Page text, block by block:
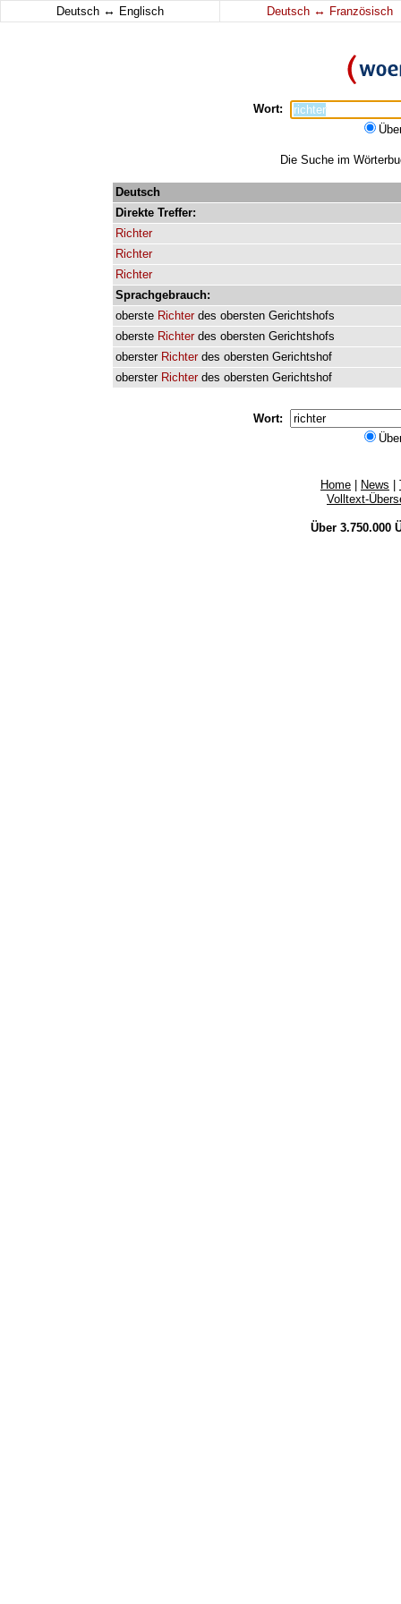
Deutsch ↔ Englisch Deutsch ↔ Französisch
Wort:
Die Suche im
Deutsch
Direkte Treffer:
Richter
Richter
Richter
Sprachgebrauch:
oberste Richter des obersten Gerichtshofs
oberste Richter des obersten Gerichtshofs
oberster Richter des obersten Gerichtshof
oberster Richter des obersten Gerichtshof
Wort:
Home News
Volltext-
Über 3.750.000